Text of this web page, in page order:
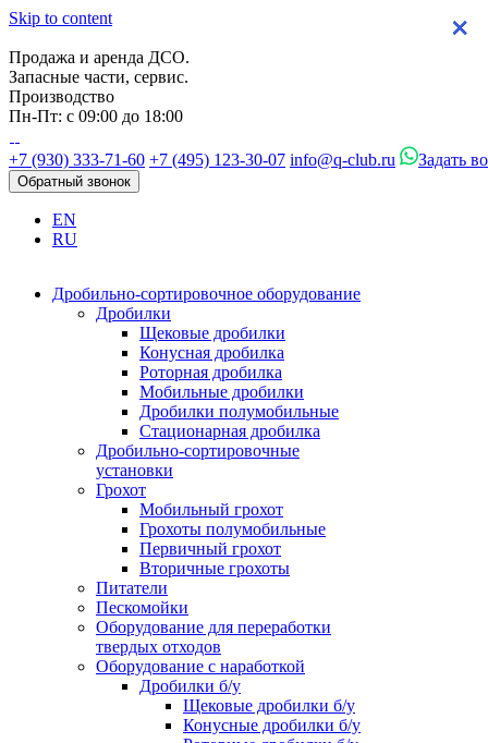
Skip to content
Продажа и аренда ДСО.
Запасные части, сервис.
Производство
Пн-Пт: с 09:00 до 18:00
+7 (930) 333-71-60 +7 (495) 123-30-07 info@q-club.ru Задать
Обратный звонок
EN
RU
Дробильно-сортировочное оборудование
Дробилки
Щековые дробилки
Конусная дробилка
Роторная дробилка
Мобильные дробилки
Дробилки полумобильные
Стационарная дробилка
Дробильно-сортировочные
установки
Грохот
Мобильный грохот
Грохоты полумобильные
Первичный грохот
Вторичные грохоты
Питатели
Пескомойки
Оборудование для переработки
твердых отходов
Оборудование с наработкой
Дробилки б/у
Щековые дробилки б/у
Конусные дробилки б/у
×
×
×
×